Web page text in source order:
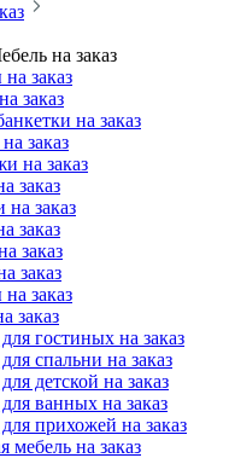
на заказ
заказ
заказ
на заказ
заказ
на заказ
заказ
на заказ
заказ
заказ
заказ
заказ
заказ
гостиных на заказ
спальни на заказ
детской на заказ
ванных на заказ
прихожей на заказ
мебель на заказ